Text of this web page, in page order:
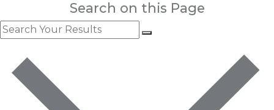
Search on this Page